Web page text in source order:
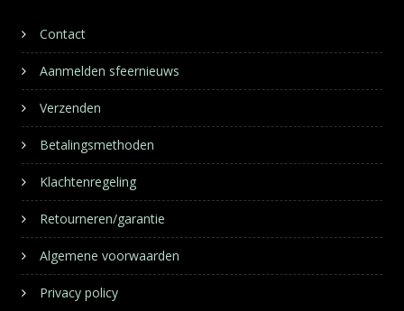
Contact
Aanmelden sfeernieuws
Verzenden
Betalingsmethoden
Klachtenregeling
Retourneren/garantie
Algemene voorwaarden
Privacy policy